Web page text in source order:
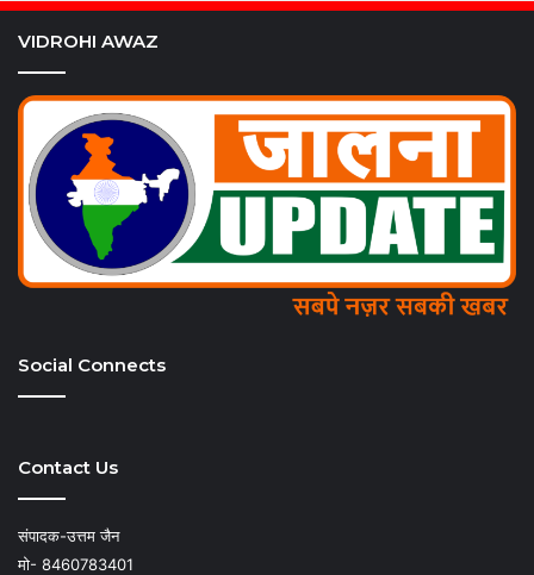
VIDROHI AWAZ
Social Connects
Contact Us
संपादक-उत्तम जैन
मो- 8460783401